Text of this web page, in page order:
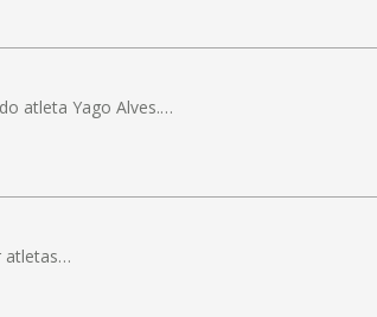
atleta Yago Alves.…
atletas…